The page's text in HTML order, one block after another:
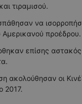
τιραμισού.
να
Αμερικανού προέδρου.
επίσης
ακολούθησαν οι
2017.